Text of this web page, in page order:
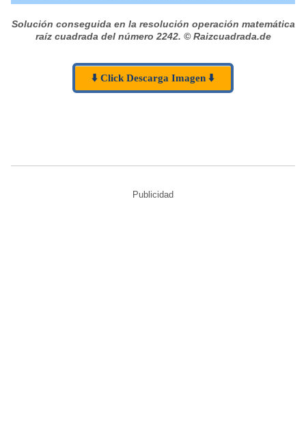
Solución conseguida en la resolución operación matemática
raíz cuadrada del número 2242. © Raizcuadrada.de
⬇️ Click Descarga Imagen ⬇️
Publicidad